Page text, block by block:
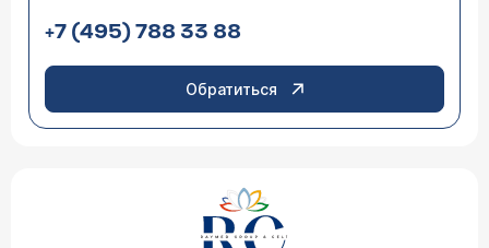
+7 (495) 788 33 88
Обратиться